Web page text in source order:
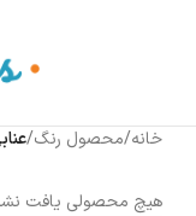
خانه/محصول رنگ/
هیچ محصولی یافت